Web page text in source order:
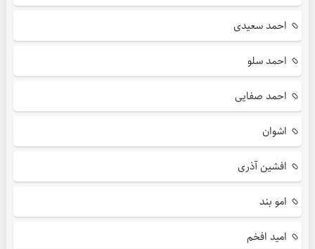
احمد سعیدی
احمد سلو
احمد صفایی
اشوان
افشین آذری
امو بند
امید افخم